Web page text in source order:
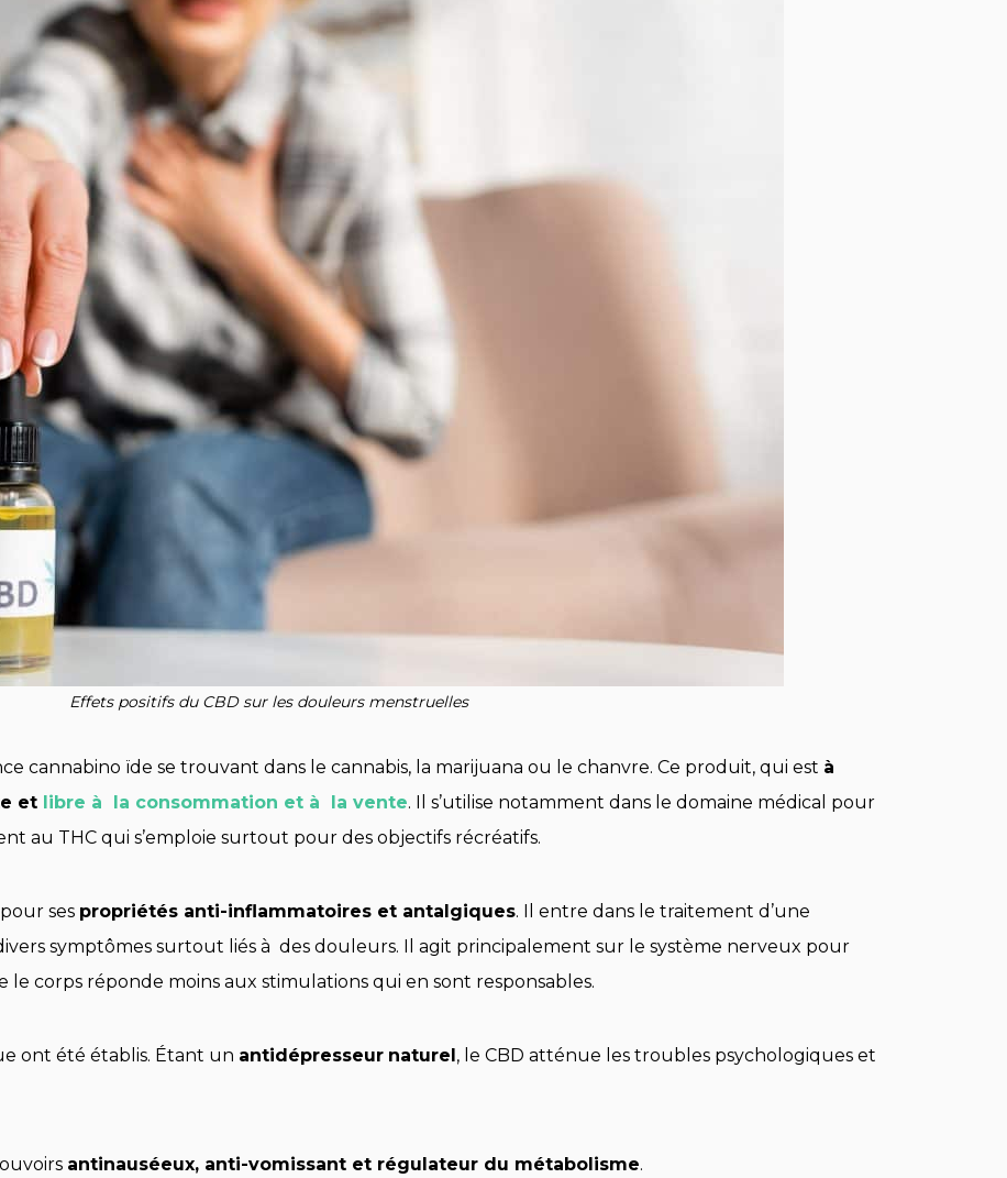
Effets positifs du CBD sur les douleurs menstruelles
cannabino ïde se trouvant dans le cannabis, la marijuana ou le chanvre. Ce produit, qui est à
et libre à la consommation et à la vente. Il s’utilise notamment dans le domaine médical pour
au THC qui s’emploie surtout pour des objectifs récréatifs.
ses propriétés anti-inflammatoires et antalgiques. Il entre dans le traitement d’une
symptômes surtout liés à des douleurs. Il agit principalement sur le système nerveux pour
le corps réponde moins aux stimulations qui en sont responsables.
ont été établis. Étant un antidépresseur naturel, le CBD atténue les troubles psychologiques et
antinauséeux, anti-vomissant et régulateur du métabolisme.